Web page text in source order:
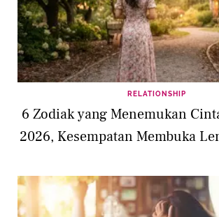
RELATIONSHIP
6 Zodiak yang Menemukan
2026, Kesempatan Membuka